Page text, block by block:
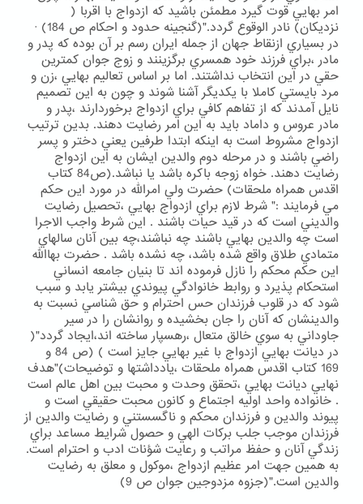
امر بهايي قوت گيرد مطمئن باشيد كه ازدواج با اقربا (
نزديكان) نادر الوقوع گردد."(گنجينه حدود و احكام ص 184) ·
در بسياري ازنقاط جهان از جمله ايران رسم بر آن بوده كه پدر و
مادر ،براي فرزند خود همسري برگزينند و زوج جوان كمترين
حقي در اين انتخاب نداشتند. اما بر اساس تعاليم بهايي ،زن و
مرد بايستي كاملا با يكديگر آشنا شوند و چون به اين تصميم
نايل آمدند كه از تفاهم كافي براي ازدواج برخوردارند ،پدر و
مادر عروس و داماد بايد به اين امر رضايت دهند. بدين ترتيب
ازدواج مشروط است به اينكه ابتدا طرفين يعني دختر و پسر
راضي باشند و در مرحله دوم والدين ايشان به اين ازدواج
رضايت دهند. خواه زوجه باكره باشد يا نباشد.(ص84 كتاب
اقدس همراه ملحقات) حضرت ولي امرالله در مورد اين حكم
مي فرمايند :" شرط لازم براي ازدواج بهايي ،تحصيل رضايت
والديني است كه در قيد حيات باشند . اين شرط واجب الاجرا
است چه والدين بهايي باشند چه نباشند،چه بين آنان سالهاي
متمادي طلاق واقع شده باشد، چه نشده باشد . حضرت بهاالله
اين حكم محكم را نازل فرموده اند تا بنيان جامعه انساني
استحكام پذيرد و روابط خانوادگي پيوندي بيشتر يابد و سبب
شود كه در قلوب فرزندان حس احترام و حق شناسي نسبت به
والدينشان كه آنان را جان بخشيده و روانشان را در سير
جاوداني به سوي خالق متعال ،رهسپار ساخته اند،ايجاد گردد"(
در ديانت بهايي ازدواج با غير بهايي جايز است ) (ص 84 و
169 كتاب اقدس همراه ملحقات ،يادداشتها و توضيحات)"هدف
نهايي ديانت بهايي ،تحقق وحدت و محبت بين اهل عالم است
. خانواده واحد اوليه اجتماع و كانون محبت حقيقي است و
پيوند والدين و فرزندان محكم و ناگسستني و رضايت والدين از
فرزندان موجب جلب بركات الهي و حصول شرايط مساعد براي
زندگي آنان و حفظ مراتب و رعايت شؤنات ادب و احترام است.
به همين جهت امر عظيم ازدواج ،موكول و معلق به رضايت
والدين است."(جزوه مزدوجين جوان ص 9)